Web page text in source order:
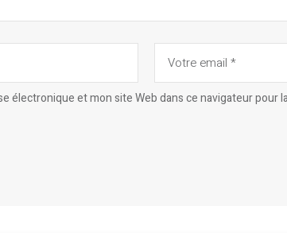
électronique et mon site Web dans ce navigateur pour